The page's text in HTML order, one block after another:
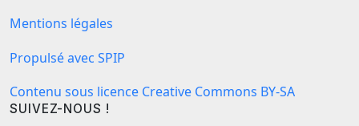
Mentions légales
Propulsé avec SPIP
Contenu sous licence Creative Commons BY-SA
SUIVEZ-NOUS !